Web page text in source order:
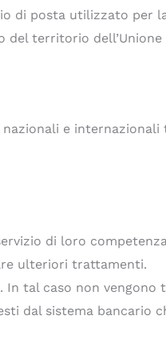
di posta utilizzato per
del territorio
e
di loro
ulteriori trattamenti.
tal caso non vengono
dal sistema bancario